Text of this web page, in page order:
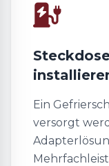
Ein
versorgt